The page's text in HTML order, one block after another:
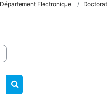
Département Electronique Doctorat
SEARCH COURSES